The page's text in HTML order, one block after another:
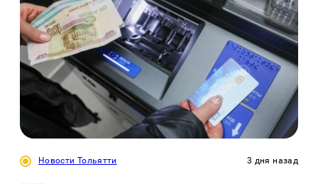
Новости Тольятти 3 дня назад